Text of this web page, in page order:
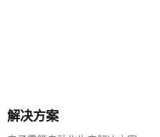
解决方案